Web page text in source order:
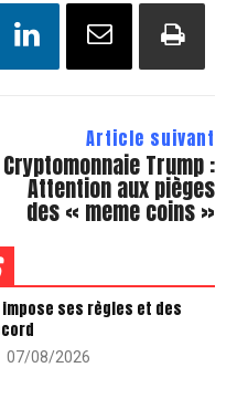
Article suivant
Cryptomonnaie Trump :
Attention aux pièges
des « meme coins »
impose ses règles et des
07/08/2026